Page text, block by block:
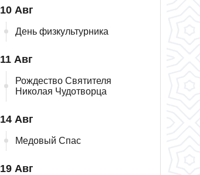
10 Авг
День физкультурника
11 Авг
Рождество Святителя
Николая Чудотворца
14 Авг
Медовый Спас
19 Авг